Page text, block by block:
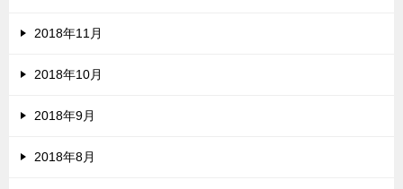
2018年11月
2018年10月
2018年9月
2018年8月